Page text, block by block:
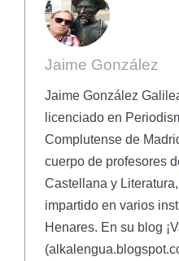
Jaime González
Jaime González
licenciado en
Complutense de
cuerpo de profesores
Castellana y
impartido en varios
Henares. En su blog